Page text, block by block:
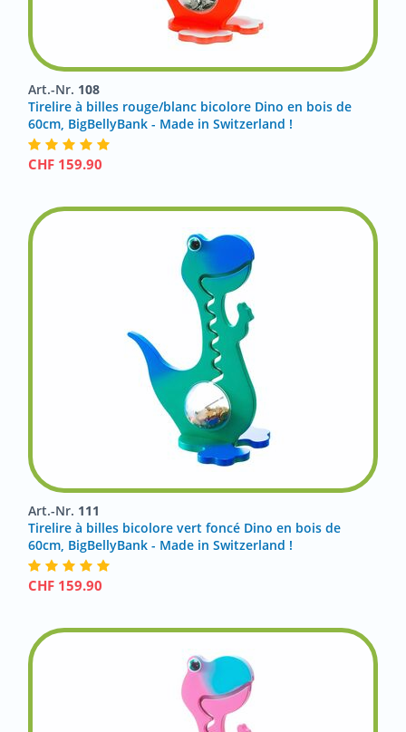
Art.-Nr. 108
Tirelire à billes rouge/blanc bicolore Dino en bois de
60cm, BigBellyBank - Made in Switzerland !
CHF 159.90
Art.-Nr. 111
Tirelire à billes bicolore vert foncé Dino en bois de
60cm, BigBellyBank - Made in Switzerland !
CHF 159.90